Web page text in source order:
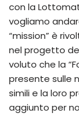
con la
vogliamo
“mission” è
nel progetto
voluto che la
presente sulle
simili e la loro
aggiunto per